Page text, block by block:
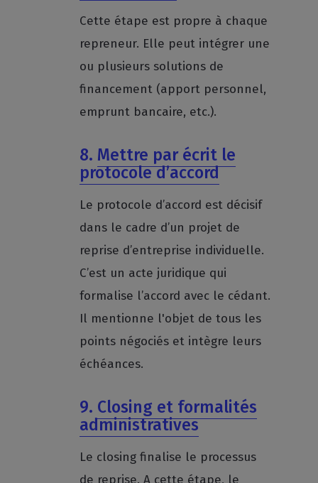
Cette étape est propre à chaque
repreneur. Elle peut intégrer une
ou plusieurs solutions de
financement (apport personnel,
emprunt bancaire, etc.).
8. Mettre par écrit le
protocole d’accord
Le protocole d’accord est décisif
dans le cadre d’un projet de
reprise d’entreprise individuelle.
C’est un acte juridique qui
formalise l’accord avec le cédant.
Il mentionne l'objet de tous les
points négociés et intègre leurs
échéances.
9. Closing et formalités
administratives
Le closing finalise le processus
de reprise. A cette étape, le